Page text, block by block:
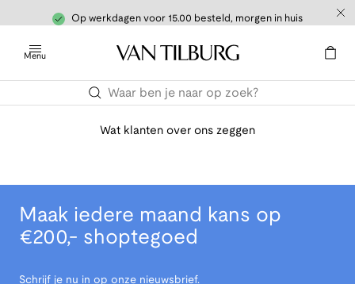
Op werkdagen voor 15.00 besteld, morgen in huis
Menu
Wat klanten over ons zeggen
Maak iedere maand kans op
€200,- shoptegoed
Schrijf je nu in op onze nieuwsbrief.